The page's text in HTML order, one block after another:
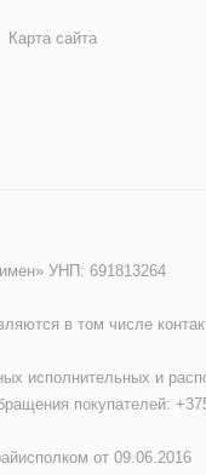
Карта сайта
УНП: 691813264
в том числе
исполнительных и
покупателей:
от 09.06.2016